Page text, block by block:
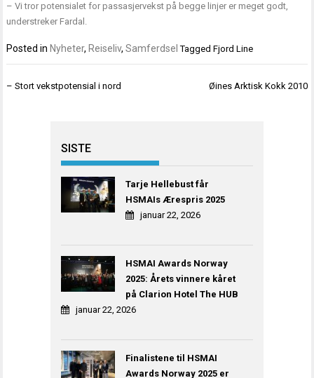
– Vi tror potensialet for passasjervekst på begge linjer er meget godt,
understreker Fardal.
Posted in Nyheter, Reiseliv,Samferdsel TaggedFjord Line
Innleggsnavigasjon
– Stort vekstpotensial i nord Øines Arktisk Kokk 2010
SISTE
Tarje Hellebust får
HSMAIs Ærespris 2025
januar 22, 2026
HSMAI Awards Norway
2025: Årets vinnere kåret
på Clarion Hotel The HUB
januar 22, 2026
Finalistene til HSMAI
Awards Norway 2025 er